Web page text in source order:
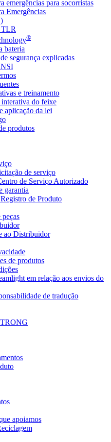
emergências para socorristas
Emergências
TLR
®
bateria
segurança explicadas
e treinamento
do feixe
aplicação da lei
produtos
de serviço
de Serviço Autorizado
garantia
de Produto
ao Distribuidor
de produtos
em relação aos envios do
de tradução
apoiamos